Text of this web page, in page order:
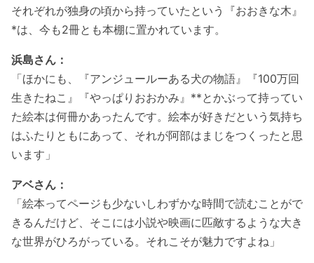
それぞれが独身の頃から持っていたという『おおきな木』
*は、今も2冊とも本棚に置かれています。
浜島さん：
「ほかにも、『アンジュールーある犬の物語』『100万回
生きたねこ』『やっぱりおおかみ』**とかぶって持ってい
た絵本は何冊かあったんです。絵本が好きだという気持ち
はふたりともにあって、それが阿部はまじをつくったと思
います」
アベさん：
「絵本ってページも少ないしわずかな時間で読むことがで
きるんだけど、そこには小説や映画に匹敵するような大き
な世界がひろがっている。それこそが魅力ですよね」